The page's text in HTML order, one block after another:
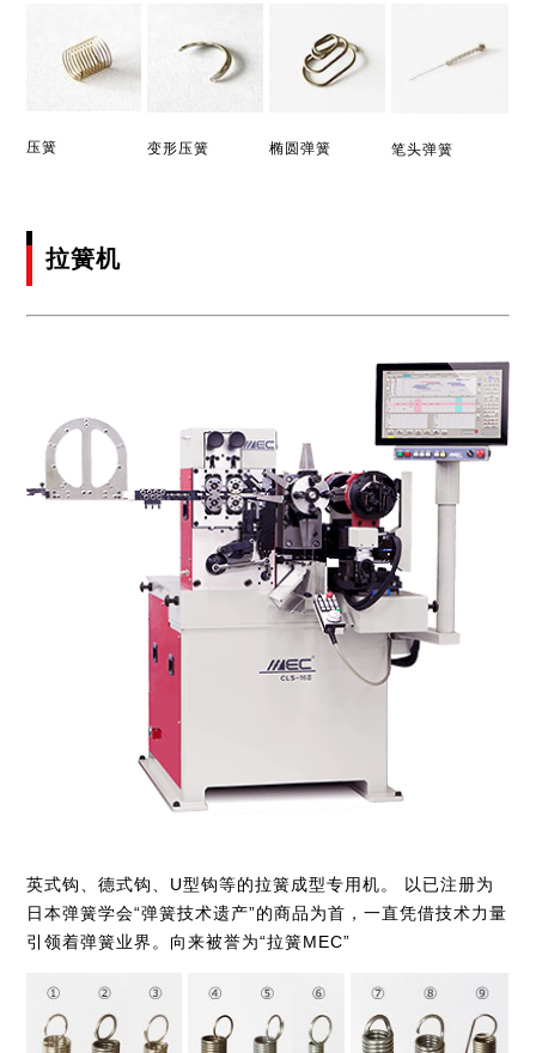
压簧 变形压簧 椭圆弹簧 笔头弹簧
拉簧机
英式钩、德式钩、U型钩等的拉簧成型专用机。 以已注册为
日本弹簧学会“弹簧技术遗产”的商品为首，一直凭借技术力量
引领着弹簧业界。向来被誉为“拉簧MEC”